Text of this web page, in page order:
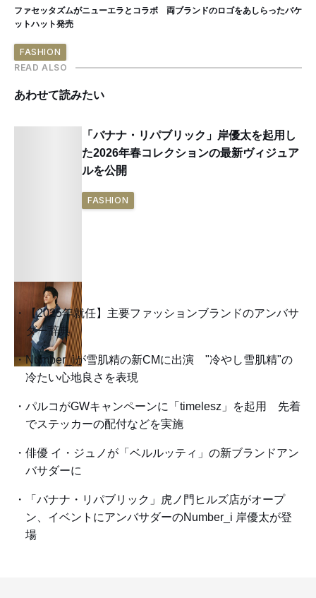
ファセッタズムがニューエラとコラボ 両ブランドのロゴをあしらったバケ
ットハット発売
FASHION
READ ALSO
あわせて読みたい
「バナナ・リパブリック」岸優太を起用し
た2026年春コレクションの最新ヴィジュア
ルを公開
FASHION
【2025年就任】主要ファッションブランドのアンバサ
ダー辞典
Number_iが雪肌精の新CMに出演 "冷やし雪肌精"の
冷たい心地良さを表現
パルコがGWキャンペーンに「timelesz」を起用 先着
でステッカーの配付などを実施
俳優 イ・ジュノが「ベルルッティ」の新ブランドアン
バサダーに
「バナナ・リパブリック」虎ノ門ヒルズ店がオープ
ン、イベントにアンバサダーのNumber_i 岸優太が登
場